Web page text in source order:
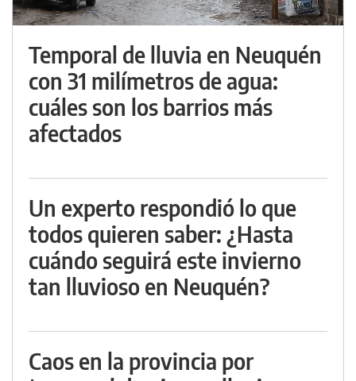
Temporal de lluvia en Neuquén
con 31 milímetros de agua:
cuáles son los barrios más
afectados
Un experto respondió lo que
todos quieren saber: ¿Hasta
cuándo seguirá este invierno
tan lluvioso en Neuquén?
Caos en la provincia por